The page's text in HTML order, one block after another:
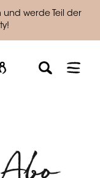
und werde Teil der